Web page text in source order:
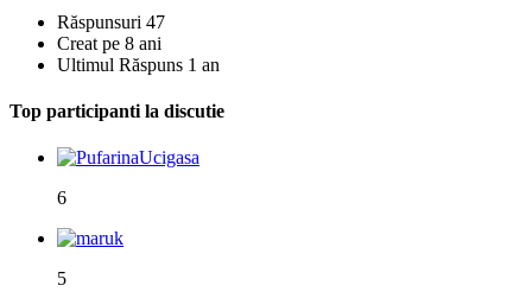
Răspunsuri 47
Creat pe 8 ani
Ultimul Răspuns 1 an
Top participanti la discutie
6
5